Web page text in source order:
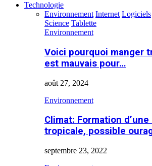
Technologie
Environnement Internet Logiciels
Science Tablette
Environnement
Voici pourquoi manger
est mauvais pour…
août 27, 2024
Environnement
Climat: Formation
tropicale, possible
septembre 23, 2022